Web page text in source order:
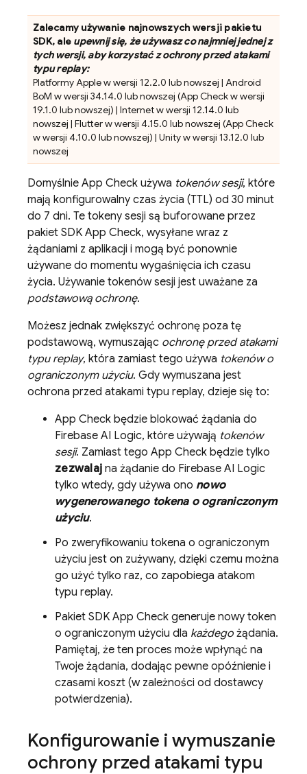
Zalecamy używanie najnowszych wersji pakietu
SDK, ale upewnij się, że używasz co najmniej jednej z
tych wersji, aby korzystać z ochrony przed atakami
typu replay:
Platformy Apple w wersji 12.2.0 lub nowszej | Android
BoM w wersji 34.14.0 lub nowszej (App Checkw wersji
19.1.0 lub nowszej) | Internet w wersji 12.14.0 lub
nowszej | Flutter w wersji 4.15.0 lub nowszej (App Check
w wersji 4.10.0 lub nowszej) | Unity w wersji 13.12.0 lub
nowszej
Domyślnie App Check używa tokenów sesji, które
mają konfigurowalny czas życia (TTL) od 30 minut
do 7 dni. Te tokeny sesji są buforowane przez
pakiet SDK App Check, wysyłane wraz z
żądaniami z aplikacji i mogą być ponownie
używane do momentu wygaśnięcia ich czasu
życia. Używanie tokenów sesji jest uważane za
podstawową ochronę.
Możesz jednak zwiększyć ochronę poza tę
podstawową, wymuszając ochronę przed atakami
typu replay, która zamiast tego używa tokenów o
ograniczonym użyciu. Gdy wymuszana jest
ochrona przed atakami typu replay, dzieje się to:
App Check będzie blokować żądania do
Firebase AI Logic, które używają tokenów
sesji. Zamiast tego App Check będzie tylko
zezwalaj na żądanie do Firebase AI Logic
tylko wtedy, gdy używa ono nowo
wygenerowanego tokena o ograniczonym
użyciu.
Po zweryfikowaniu tokena o ograniczonym
użyciu jest on zużywany, dzięki czemu można
go użyć tylko raz, co zapobiega atakom
typu replay.
Pakiet SDK App Check generuje nowy token
o ograniczonym użyciu dla każdego żądania.
Pamiętaj, że ten proces może wpłynąć na
Twoje żądania, dodając pewne opóźnienie i
czasami koszt (w zależności od dostawcy
potwierdzenia).
Konfigurowanie i wymuszanie
ochrony przed atakami typu